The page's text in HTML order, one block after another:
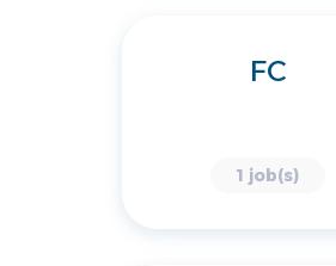
FC
1 job(s)